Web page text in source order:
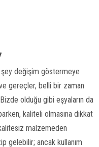
şey değişim göstermeye
gereçler, belli bir zaman
olduğu gibi eşyaların da
kaliteli olmasına dikkat
malzemeden
gelebilir; ancak kullanım